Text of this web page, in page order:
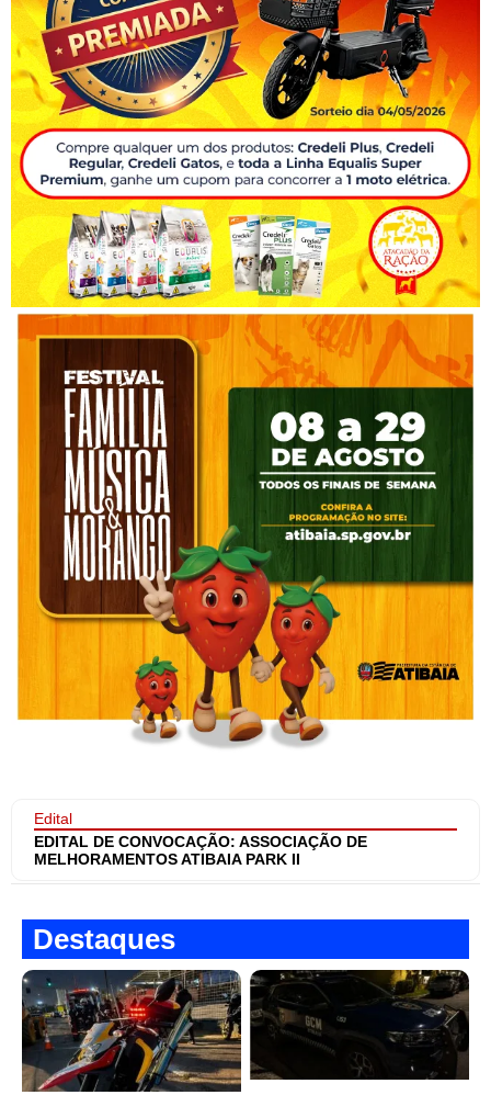
Edital
EDITAL DE CONVOCAÇÃO: ASSOCIAÇÃO DE
MELHORAMENTOS ATIBAIA PARK II
Destaques